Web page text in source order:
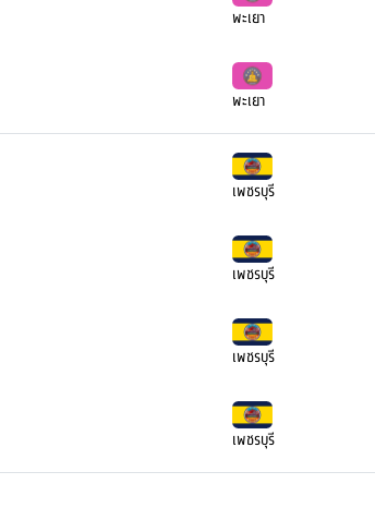
พะเยา
พะเยา
เพชรบุรี
เพชรบุรี
เพชรบุรี
เพชรบุรี